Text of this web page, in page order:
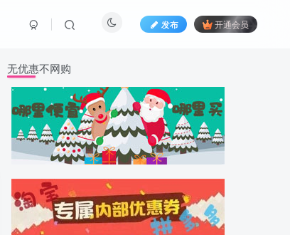
发布 开通会员
无优惠不网购